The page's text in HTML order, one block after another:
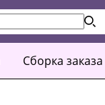
Сборка заказа